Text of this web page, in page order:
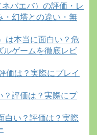
バエバ）の評価・レ
・幻塔との違い・無
は本当に面白い？危
ルゲームを徹底レビ
価は？実際にプレイ
？評価は？実際にプ
白い？評価は？実際